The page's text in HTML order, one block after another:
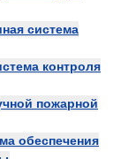
система
контроля
пожарной
обеспечения